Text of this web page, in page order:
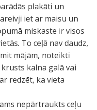
plakāti un
iet ar maisu un
miskaste ir visos
To ceļā nav daudz,
mājām, noteikti
kalna galā vai
redzēt, ka vieta
nepārtraukts ceļu